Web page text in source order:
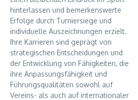
hinterlassen und bemerkenswerte
Erfolge durch Turniersiege und
individuelle Auszeichnungen erzielt.
Ihre Karrieren sind geprägt von
strategischen Entscheidungen und
der Entwicklung von Fähigkeiten, die
ihre Anpassungsfähigkeit und
Führungsqualitäten sowohl auf
Vereins- als auch auf internationaler